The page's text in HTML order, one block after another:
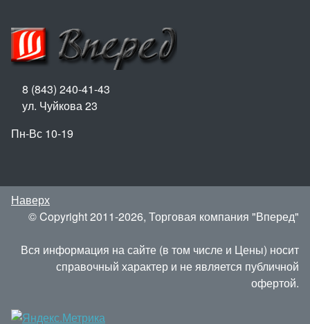
8 (843) 240-41-43
ул. Чуйкова 23
Пн-Вс 10-19
Наверх
© Copyright 2011-2026, Торговая компания "Вперед"
Вся информация на сайте (в том числе и Цены) носит
справочный характер и не является публичной
офертой.